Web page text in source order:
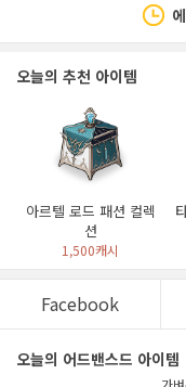
오늘의 추천 아이템
아르텔 로드 패션 컬렉
션
1,500캐시
Facebook
오늘의 어드밴스드 아이템